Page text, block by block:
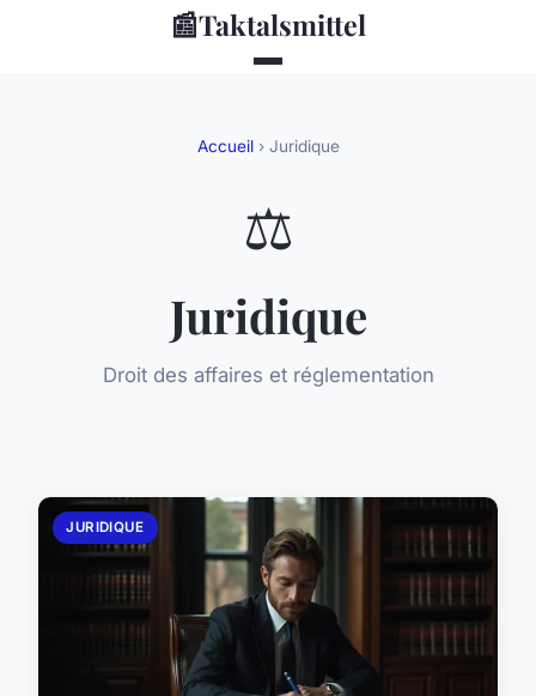
📰Taktalsmittel
Accueil› Juridique
⚖️
Juridique
Droit des affaires et réglementation
JURIDIQUE